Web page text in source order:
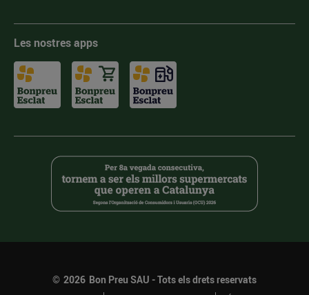
Les nostres apps
© 2026 Bon Preu SAU - Tots els drets reservats